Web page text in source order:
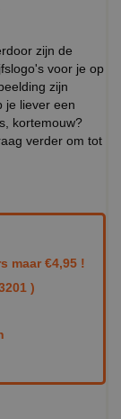
zijn de
voor je op
zijn
je liever een
kortemouw?
verder om tot
maar €4,95 !
)